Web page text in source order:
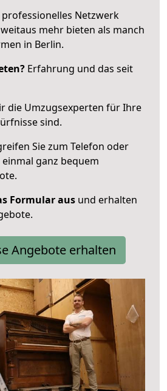
Netzwerk
mehr bieten als manch
in Berlin.
Erfahrung und das seit
die Umzugsexperten für Ihre
sind.
Sie zum Telefon oder
ganz bequem
Formular aus und erhalten
Angebote erhalten